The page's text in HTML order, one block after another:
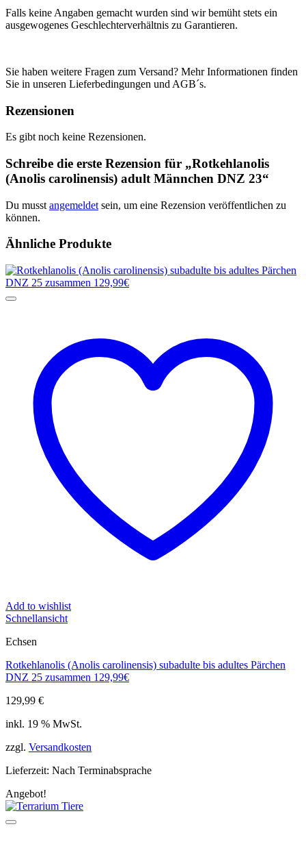
Falls keine Angaben gemacht wurden sind wir bemüht stets ein
ausgewogenes Geschlechterverhältnis zu Garantieren.
Sie haben weitere Fragen zum Versand? Mehr Informationen finden
Sie in unseren Lieferbedingungen und AGB´s.
Rezensionen
Es gibt noch keine Rezensionen.
Schreibe die erste Rezension für „Rotkehlanolis
(Anolis carolinensis) adult Männchen DNZ 23“
Du musst angemeldet sein, um eine Rezension veröffentlichen zu
können.
Ähnliche Produkte
Add to wishlist
Schnellansicht
Echsen
Rotkehlanolis (Anolis carolinensis) subadulte bis adultes Pärchen
DNZ 25 zusammen 129,99€
129,99 €
inkl. 19 % MwSt.
zzgl. Versandkosten
Lieferzeit: Nach Terminabsprache
Angebot!